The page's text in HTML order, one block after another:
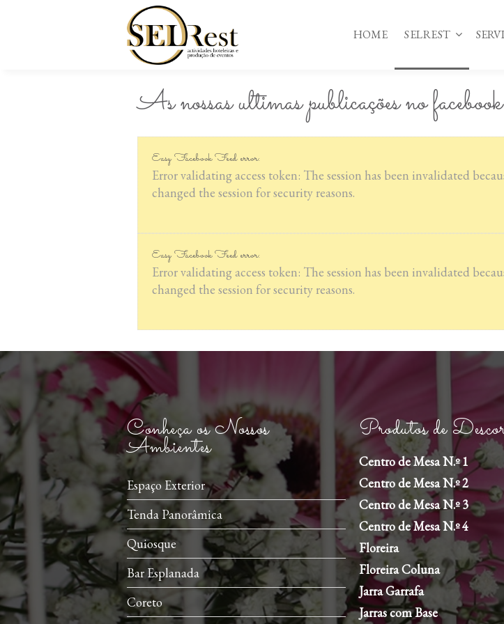
HOME SELREST
SelRest
Missão
Politica de Privacidade
As nossas ultimas publicações no facebook
Easy Facebook Feed error:
Error validating access token: The session has been invalidated
changed the session for security reasons.
Easy Facebook Feed error:
Error validating access token: The session has been invalidated
changed the session for security reasons.
Conheça os Nossos
Ambientes
Espaço Exterior
Tenda Panorâmica
Quiosque
Bar Esplanada
Coreto
Produtos de
Centro de Mesa N.º 1
Centro de Mesa N.º 2
Centro de Mesa N.º 3
Centro de Mesa N.º 4
Floreira
Floreira Coluna
Jarra Garrafa
Jarras com Base